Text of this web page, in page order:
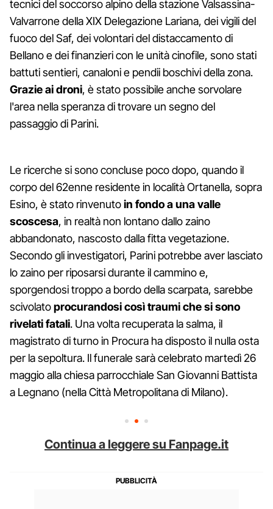
tecnici del soccorso alpino della stazione Valsassina-
Valvarrone della XIX Delegazione Lariana, dei vigili del
fuoco del Saf, dei volontari del distaccamento di
Bellano e dei finanzieri con le unità cinofile, sono stati
battuti sentieri, canaloni e pendii boschivi della zona.
Grazie ai droni, è stato possibile anche sorvolare
l'area nella speranza di trovare un segno del
passaggio di Parini.
Le ricerche si sono concluse poco dopo, quando il
corpo del 62enne residente in località Ortanella, sopra
Esino, è stato rinvenutoin fondo a una valle
scoscesa, in realtà non lontano dallo zaino
abbandonato, nascosto dalla fitta vegetazione.
Secondo gli investigatori, Parini potrebbe aver lasciato
lo zaino per riposarsi durante il cammino e,
sporgendosi troppo a bordo della scarpata, sarebbe
scivolatoprocurandosi così traumi che si sono
rivelati fatali. Una volta recuperata la salma, il
magistrato di turno in Procura ha disposto il nulla osta
per la sepoltura. Il funerale sarà celebrato martedì 26
maggio alla chiesa parrocchiale San Giovanni Battista
a Legnano (nella Città Metropolitana di Milano).
Continua a leggere su Fanpage.it